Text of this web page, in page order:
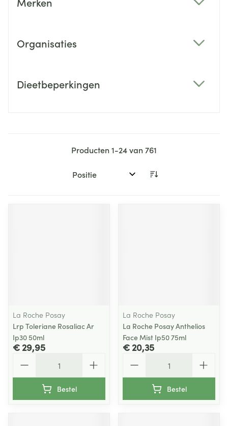
Organisaties
Dieetbeperkingen
Producten1-24van761
Sorteer op:
La Roche Posay
Lrp Toleriane Rosaliac Ar
Ip30 50ml
€ 29,95
Bestel
La Roche Posay
La Roche Posay Anthelios
Face Mist Ip50 75ml
€ 20,35
Bestel